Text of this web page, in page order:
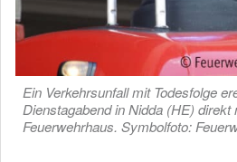
Ein Verkehrsunfall mit Todesfolge
Dienstagabend in Nidda (HE) direkt
Feuerwehrhaus. Symbolfoto: